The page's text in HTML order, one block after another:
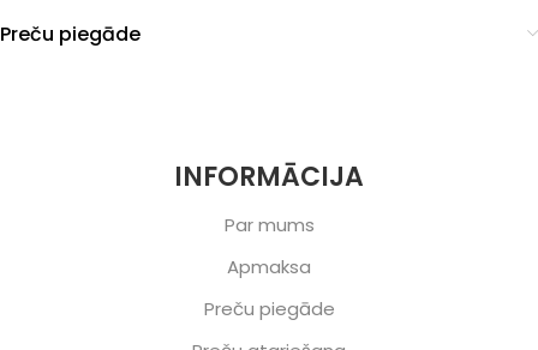
Preču piegāde
INFORMĀCIJA
Par mums
Apmaksa
Preču piegāde